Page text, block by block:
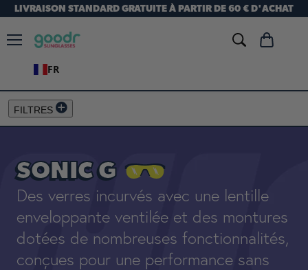
LIVRAISON STANDARD GRATUITE À PARTIR DE 60 € D'ACHAT
Menu
FR
FILTRES
SONIC G
Des verres incurvés avec une lentille
enveloppante ventilée et des montures
dotées de nombreuses fonctionnalités,
conçues pour une performance sans